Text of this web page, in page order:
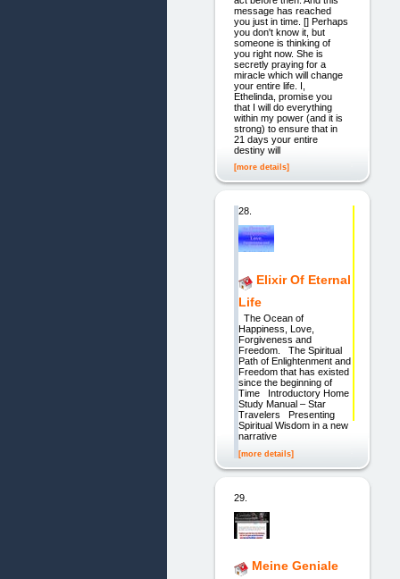
message has reached
you just in time. [] Perhaps
you don't know it, but
someone is thinking of
you right now. She is
secretly praying for a
miracle which will change
your entire life. I,
Ethelinda, promise you
that I will do everything
within my power (and it is
strong) to ensure that in
21 days your entire
destiny will
[more details]
28.
Elixir Of Eternal
Life
The Ocean of
Happiness, Love,
Forgiveness and
Freedom. The Spiritual
Path of Enlightenment and
Freedom that has existed
since the beginning of
Time Introductory Home
Study Manual – Star
Travelers Presenting
Spiritual Wisdom in a new
narrative
[more details]
29.
Meine Geniale